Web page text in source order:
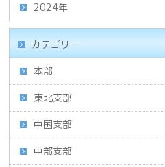
2024年
カテゴリー
本部
東北支部
中国支部
中部支部